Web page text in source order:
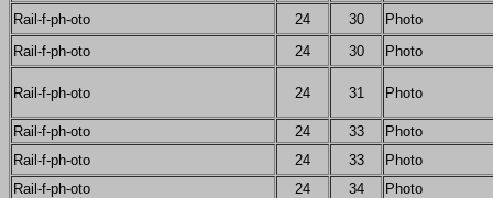
Rail-f-ph-oto
24 30
Photo
Rail-f-ph-oto
24 30 Photo
Rail-f-ph-oto 24 31 Photo
Rail-f-ph-oto 24 33
Photo
Rail-f-ph-oto
24 33
Photo
Rail-f-ph-oto
24 34
Photo